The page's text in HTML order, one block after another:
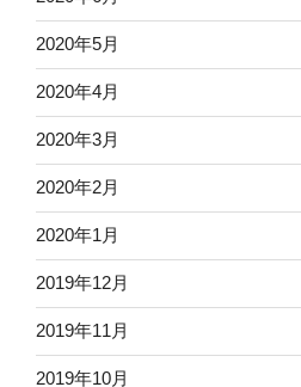
2020年5月
2020年4月
2020年3月
2020年2月
2020年1月
2019年12月
2019年11月
2019年10月